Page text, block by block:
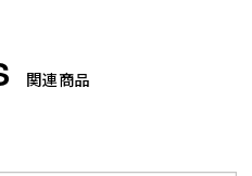
関連商品